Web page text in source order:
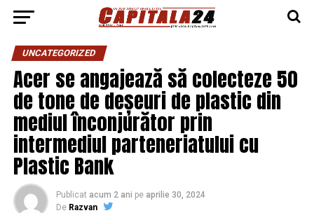
UNCATEGORIZED
Acer se angajează să colecteze 50
de tone de deșeuri de plastic din
mediul înconjurător prin
intermediul parteneriatului cu
Plastic Bank
Publicat acum 2 ani pe aprilie 30, 2024
De Razvan